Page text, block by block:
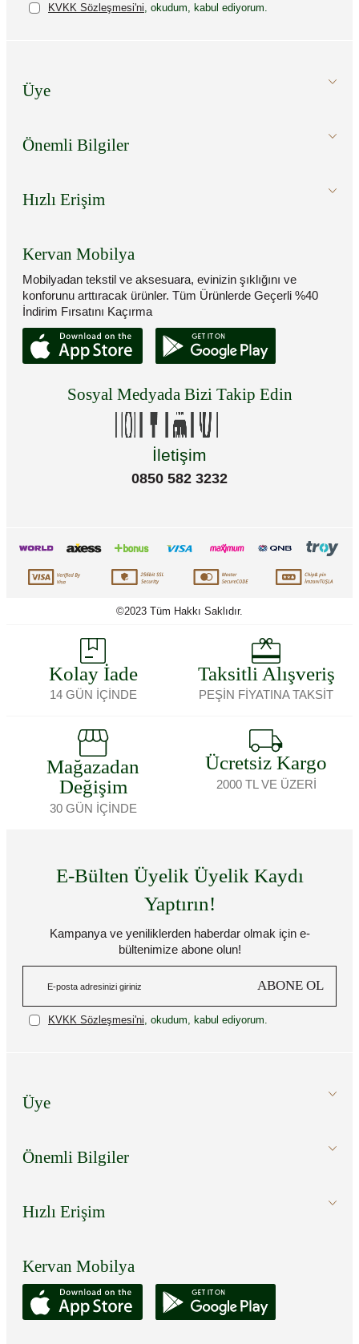
KVKK Sözleşmesi'ni , okudum, kabul ediyorum.
Üye
Önemli Bilgiler
Hızlı Erişim
Kervan Mobilya
Mobilyadan tekstil ve aksesuara, evinizin şıklığını ve
konforunu arttıracak ürünler. Tüm Ürünlerde Geçerli %40
İndirim Fırsatını Kaçırma
Sosyal Medyada Bizi Takip Edin
İletişim
0850 582 3232
©2023 Tüm Hakkı Saklıdır.
Kolay İade
14 GÜN İÇİNDE
Taksitli Alışveriş
PEŞİN FİYATINA TAKSİT
Mağazadan
Değişim
30 GÜN İÇİNDE
Ücretsiz Kargo
2000 TL VE ÜZERİ
E-Bülten Üyelik Üyelik Kaydı
Yaptırın!
Kampanya ve yeniliklerden haberdar olmak için e-
bültenimize abone olun!
ABONE OL
KVKK Sözleşmesi'ni , okudum, kabul ediyorum.
Üye
Önemli Bilgiler
Hızlı Erişim
Kervan Mobilya